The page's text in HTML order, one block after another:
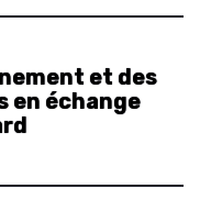
et des
en échange